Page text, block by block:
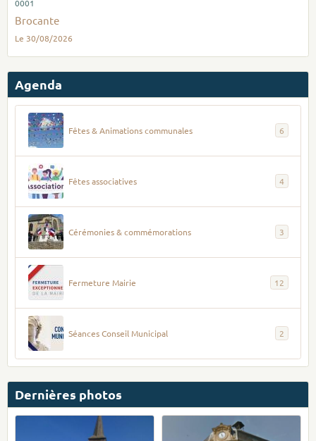
Brocante
Le 30/08/2026
Agenda
Fêtes & Animations communales 6
Fêtes associatives 4
Cérémonies & commémorations 3
Fermeture Mairie 12
Séances Conseil Municipal 2
Dernières photos